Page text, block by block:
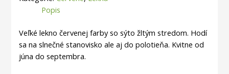
Popis
Veľké lekno červenej farby so sýto žltým stredom. Hodí
sa na slnečné stanovisko ale aj do polotieňa. Kvitne od
júna do septembra.